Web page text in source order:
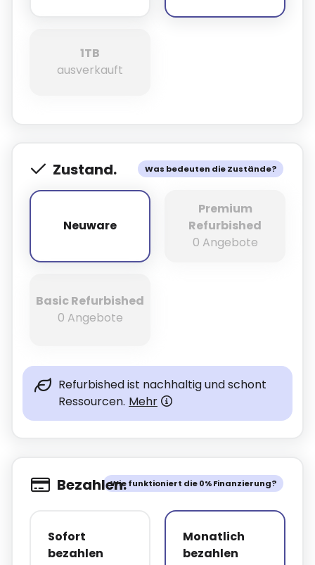
1TB
ausverkauft
1TB
Was bedeuten die Zustände?
Zustand.
Neuware
Neuware
Premium
Refurbished
0 Angebote
Basic Refurbished
0 Angebote
Refurbished ist nachhaltig und schont
Ressourcen. Mehr
Wie funktioniert die 0% Finanzierung?
Bezahlen.
Sofort
bezahlen
Monatlich
bezahlen